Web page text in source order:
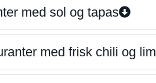
med sol og tapas
med frisk chili og